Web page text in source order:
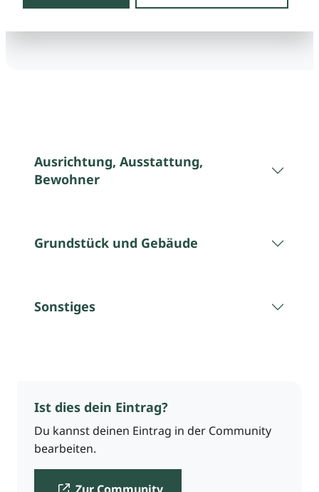
Ausrichtung, Ausstattung,
Bewohner
Grundstück und Gebäude
Sonstiges
Ist dies dein Eintrag?
Du kannst deinen Eintrag in der Community
bearbeiten.